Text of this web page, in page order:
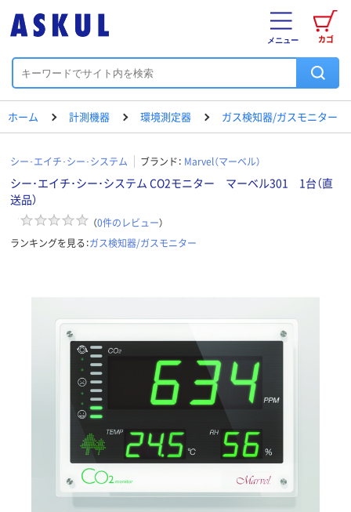
カゴ
メニュー
ホーム 計測機器 環境測定器 ガス検知器/ガスモニター
シー･エイチ･シー･システム ブランド： Marvel（マーベル）
シー･エイチ･シー･システム CO2モニター マーベル301 1台（直
送品）
（0件のレビュー）
ランキングを見る：ガス検知器/ガスモニター